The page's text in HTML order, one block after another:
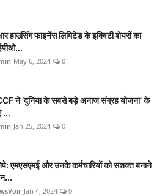
हाउसिंग फाइनेंस लिमिटेड के इक्विटी शेयरों का
May 6, 2024 0
ने ‘दुनिया के सबसे बड़े अनाज संग्रह योजना’ के
...
Jan 25, 2024 0
एमएसएमई और उनके कर्मचारियों को सशक्त बनाने
Jan 4, 2024 0